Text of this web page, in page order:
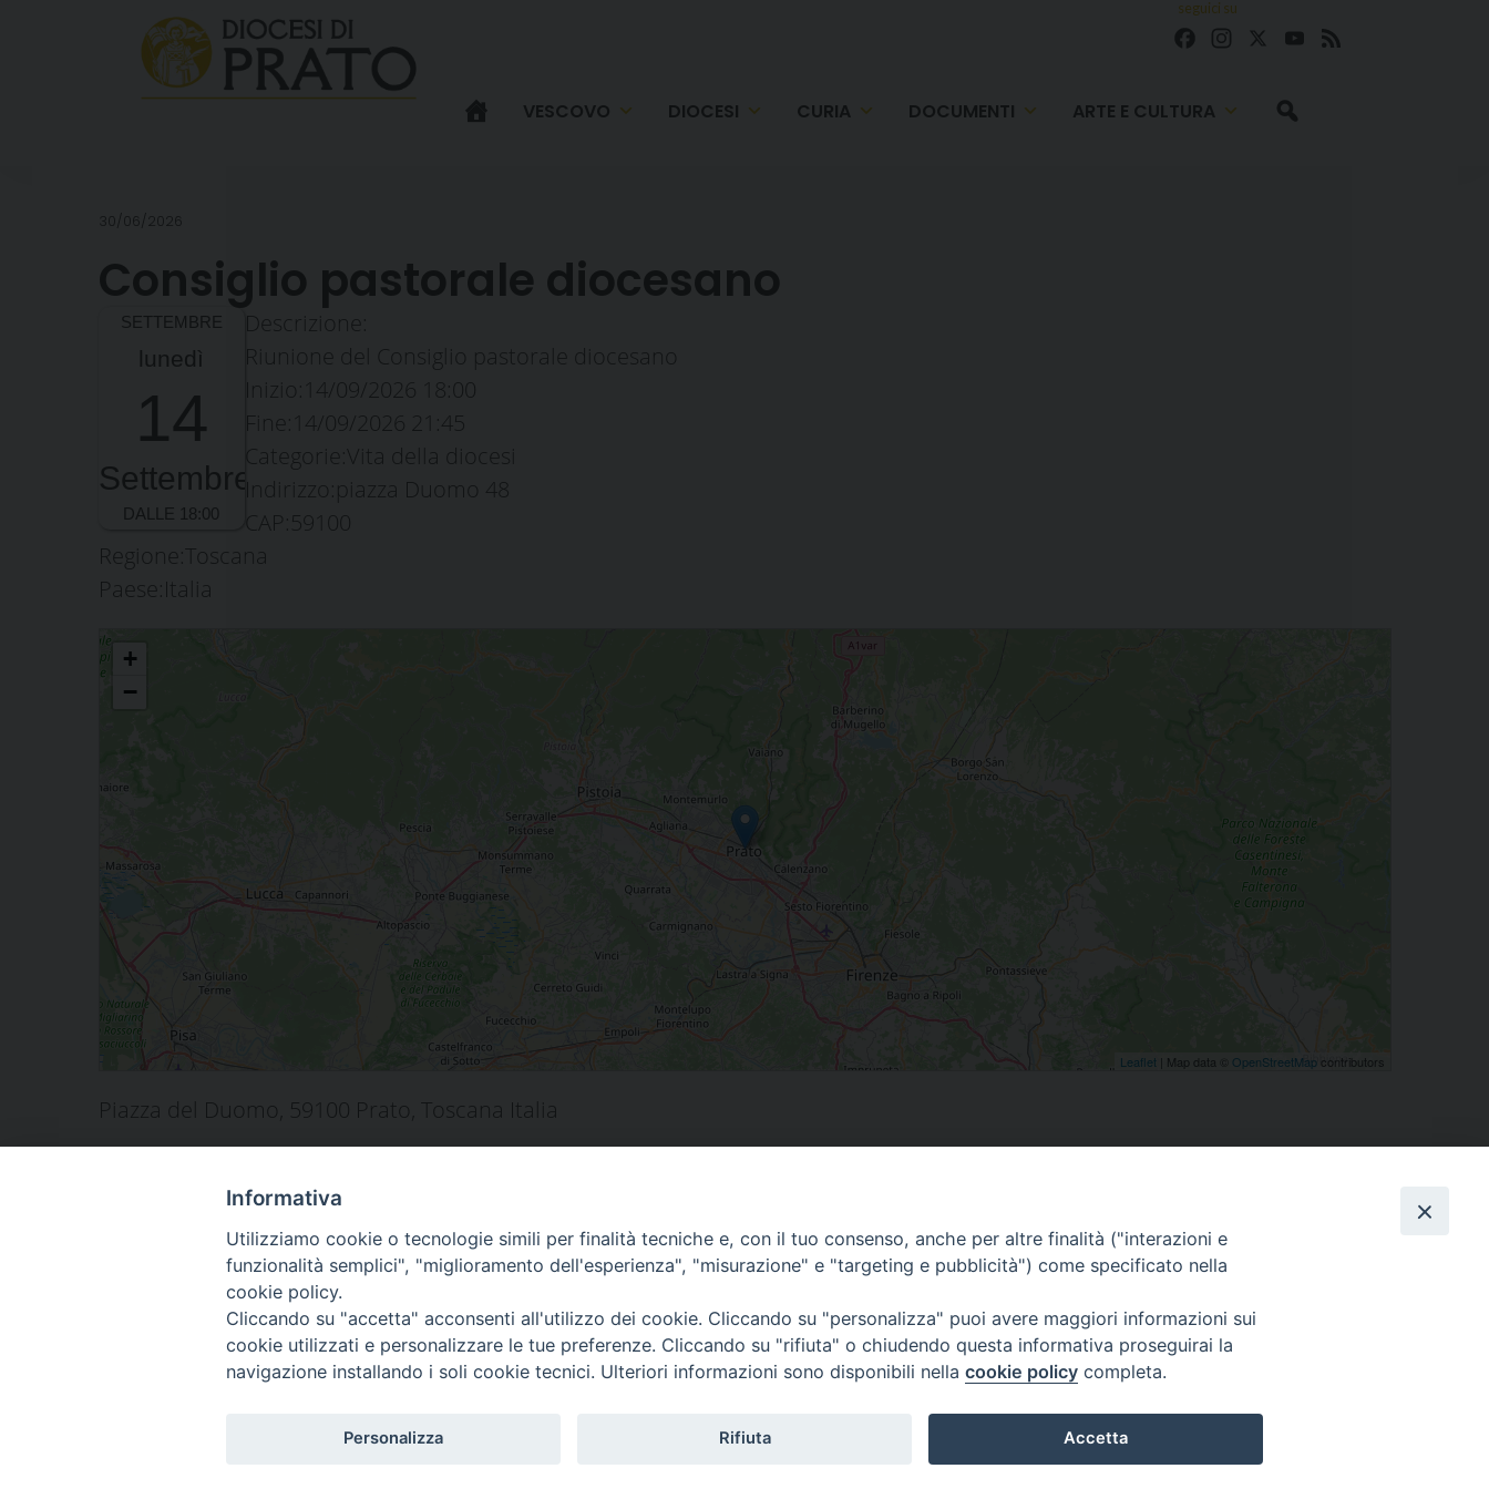
seguici su
FacebookInstagram YouTube
VESCOVO DIOCESI CURIA DOCUMENTI ARTE E CULTURA
30/06/2026
Consiglio pastorale diocesano
lunedì
14
Settembre
Descrizione:
Riunione del Consiglio pastorale diocesano
Inizio:
14/09/2026 18:00
Fine:
14/09/2026 21:45
Categorie:
Vita della diocesi
Indirizzo: piazza Duomo 48
CAP: 59100
Regione: Toscana
Paese: Italia
Consiglio pastorale diocesano
+
−
Leaflet | Map data © OpenStreetMapcontributors
Piazza del Duomo, 59100 Prato, Toscana Italia
FacebookLinkedIn
Pinterest
Email
Piazza Duomo 48 - 59100 Prato
Tel. 0574-39259 - fax 0574-930623
curia@diocesiprato.it
seguici su
Facebook
Instagram
X YouTube
Informativa
Utilizziamo cookie o tecnologie simili per finalità tecniche e, con il tuo consenso, anche per altre finalità ("interazioni e
funzionalità semplici", "miglioramento dell'esperienza", "misurazione" e "targeting e pubblicità") come specificato nella
cookie policy.
Cliccando su "accetta" acconsenti all'utilizzo dei cookie. Cliccando su "personalizza" puoi avere maggiori informazioni sui
cookie utilizzati e personalizzare le tue preferenze. Cliccando su "rifiuta" o chiudendo questa informativa proseguirai la
navigazione installando i soli cookie tecnici. Ulteriori informazioni sono disponibili nella cookie policy completa.
Personalizza Rifiuta Accetta